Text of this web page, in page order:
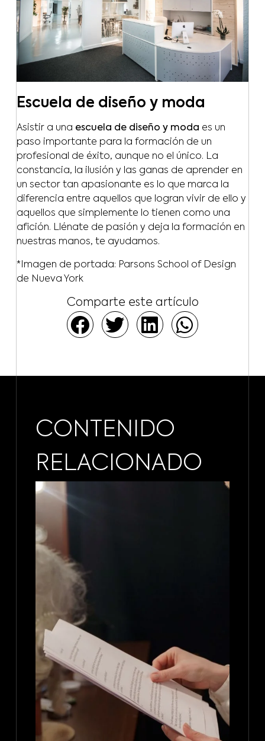
Escuela de diseño y moda
Asistir a una escuela de diseño y moda es un
paso importante para la formación de un
profesional de éxito, aunque no el único. La
constancia, la ilusión y las ganas de aprender en
un sector tan apasionante es lo que marca la
diferencia entre aquellos que logran vivir de ello y
aquellos que simplemente lo tienen como una
afición. Llénate de pasión y deja la formación en
nuestras manos, te ayudamos.
*Imagen de portada: Parsons School of Design
de Nueva York
Comparte este artículo
CONTENIDO
RELACIONADO